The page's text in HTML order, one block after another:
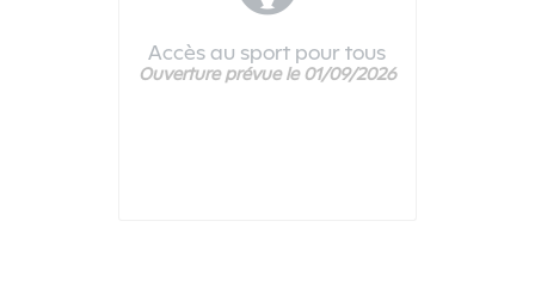
Accès au sport pour tous
Ce téléservice n'est pas disponible
Ouverture prévue le 01/09/2026